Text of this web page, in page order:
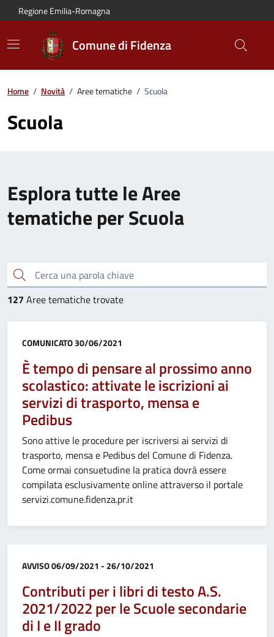
Vai al contenuto principale
Vai alla navigazione del sito
Vai al piede di pagina
Regione Emilia-Romagna
Comune di Fidenza
Home / Novità / Aree tematiche / Scuola
Scuola
Esplora tutte le Aree
tematiche per Scuola
Cerca una parola chiave
127 Aree tematiche trovate
Categoria:
COMUNICATO30/06/2021
È tempo di pensare al prossimo anno
scolastico: attivate le iscrizioni ai
servizi di trasporto, mensa e
Pedibus
Sono attive le procedure per iscriversi ai servizi di
trasporto, mensa e Pedibus del Comune di Fidenza.
Come ormai consuetudine la pratica dovrà essere
compilata esclusivamente online attraverso il portale
servizi.comune.fidenza.pr.it
Categoria:
AVVISO06/09/2021 - 26/10/2021
Contributi per i libri di testo A.S.
2021/2022 per le Scuole secondarie
di I e II grado